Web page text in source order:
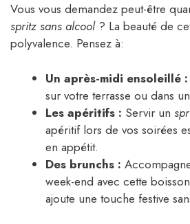
Vous vous demandez peut-être
spritz sans alcool? La beauté de
polyvalence. Pensez à:
Un après-midi ensoleillé :
sur votre terrasse ou dans
Les apéritifs : Servir un
apéritif lors de vos soirées
en appétit.
Des brunchs :
week-end avec cette
ajoute une touche festive